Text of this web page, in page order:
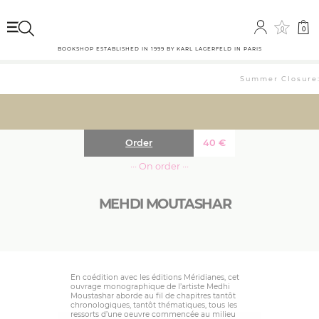
0 0
BOOKSHOP ESTABLISHED IN 1999 BY KARL LAGERFELD IN PARIS
Summer
MEHDI MOUTASHAR
40 €
Order
··· On order ···
En coédition avec les éditions Méridianes, cet
ouvrage monographique de l’artiste Medhi
Moustashar aborde au fil de chapitres tantôt
chronologiques, tantôt thématiques, tous les
ressorts d’une oeuvre commencée au milieu